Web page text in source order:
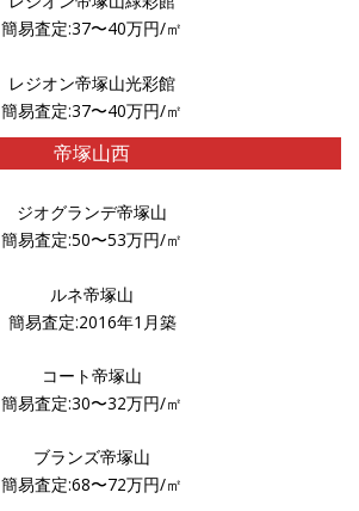
簡易査定:37〜40万円/㎡
レジオン帝塚山光彩館
簡易査定:37〜40万円/㎡
帝塚山西
ジオグランデ帝塚山
簡易査定:50〜53万円/㎡
ルネ帝塚山
簡易査定:2016年1月築
コート帝塚山
簡易査定:30〜32万円/㎡
ブランズ帝塚山
簡易査定:68〜72万円/㎡